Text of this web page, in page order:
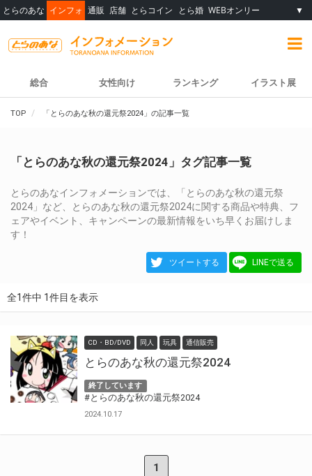
とらのあな インフォ 通販 店舗 とらコイン とら婚 WEBオンリー ▼
総合 女性向け ランキング イラスト展
TOP 「とらのあな秋の還元祭2024」の記事一覧
「とらのあな秋の還元祭2024」タグ記事一覧
とらのあなインフォメーションでは、「とらのあな秋の還元祭
2024」など、とらのあな秋の還元祭2024に関する商品や特典、フ
ェアやイベント、キャンペーンの最新情報をいち早くお届けしま
す！
ツイートする LINEで送る
全1件中 1件目を表示
CD・BD/DVD 同人 玩具 通信販売
とらのあな秋の還元祭2024
終了しています
#とらのあな秋の還元祭2024
2024.10.17
1